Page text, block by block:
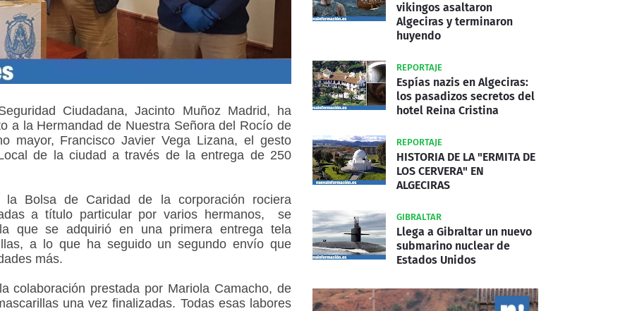
Ciudadana, Jacinto Muñoz Madrid, ha
a la Hermandad de Nuestra Señora del Rocío de
mayor, Francisco Javier Vega Lizana, el gesto
de la ciudad a través de la entrega de 250
Bolsa de Caridad de la corporación rociera
a título particular por varios hermanos, se
que se adquirió en una primera entrega tela
a lo que ha seguido un segundo envío que
más.
colaboración prestada por Mariola Camacho, de
una vez finalizadas. Todas esas labores
vikingos asaltaron
Algeciras y terminaron
huyendo
REPORTAJE
Espías nazis en Algeciras:
los pasadizos secretos del
hotel Reina Cristina
REPORTAJE
HISTORIA DE LA "ERMITA DE
LOS CERVERA" EN
ALGECIRAS
GIBRALTAR
Llega a Gibraltar un nuevo
submarino nuclear de
Estados Unidos